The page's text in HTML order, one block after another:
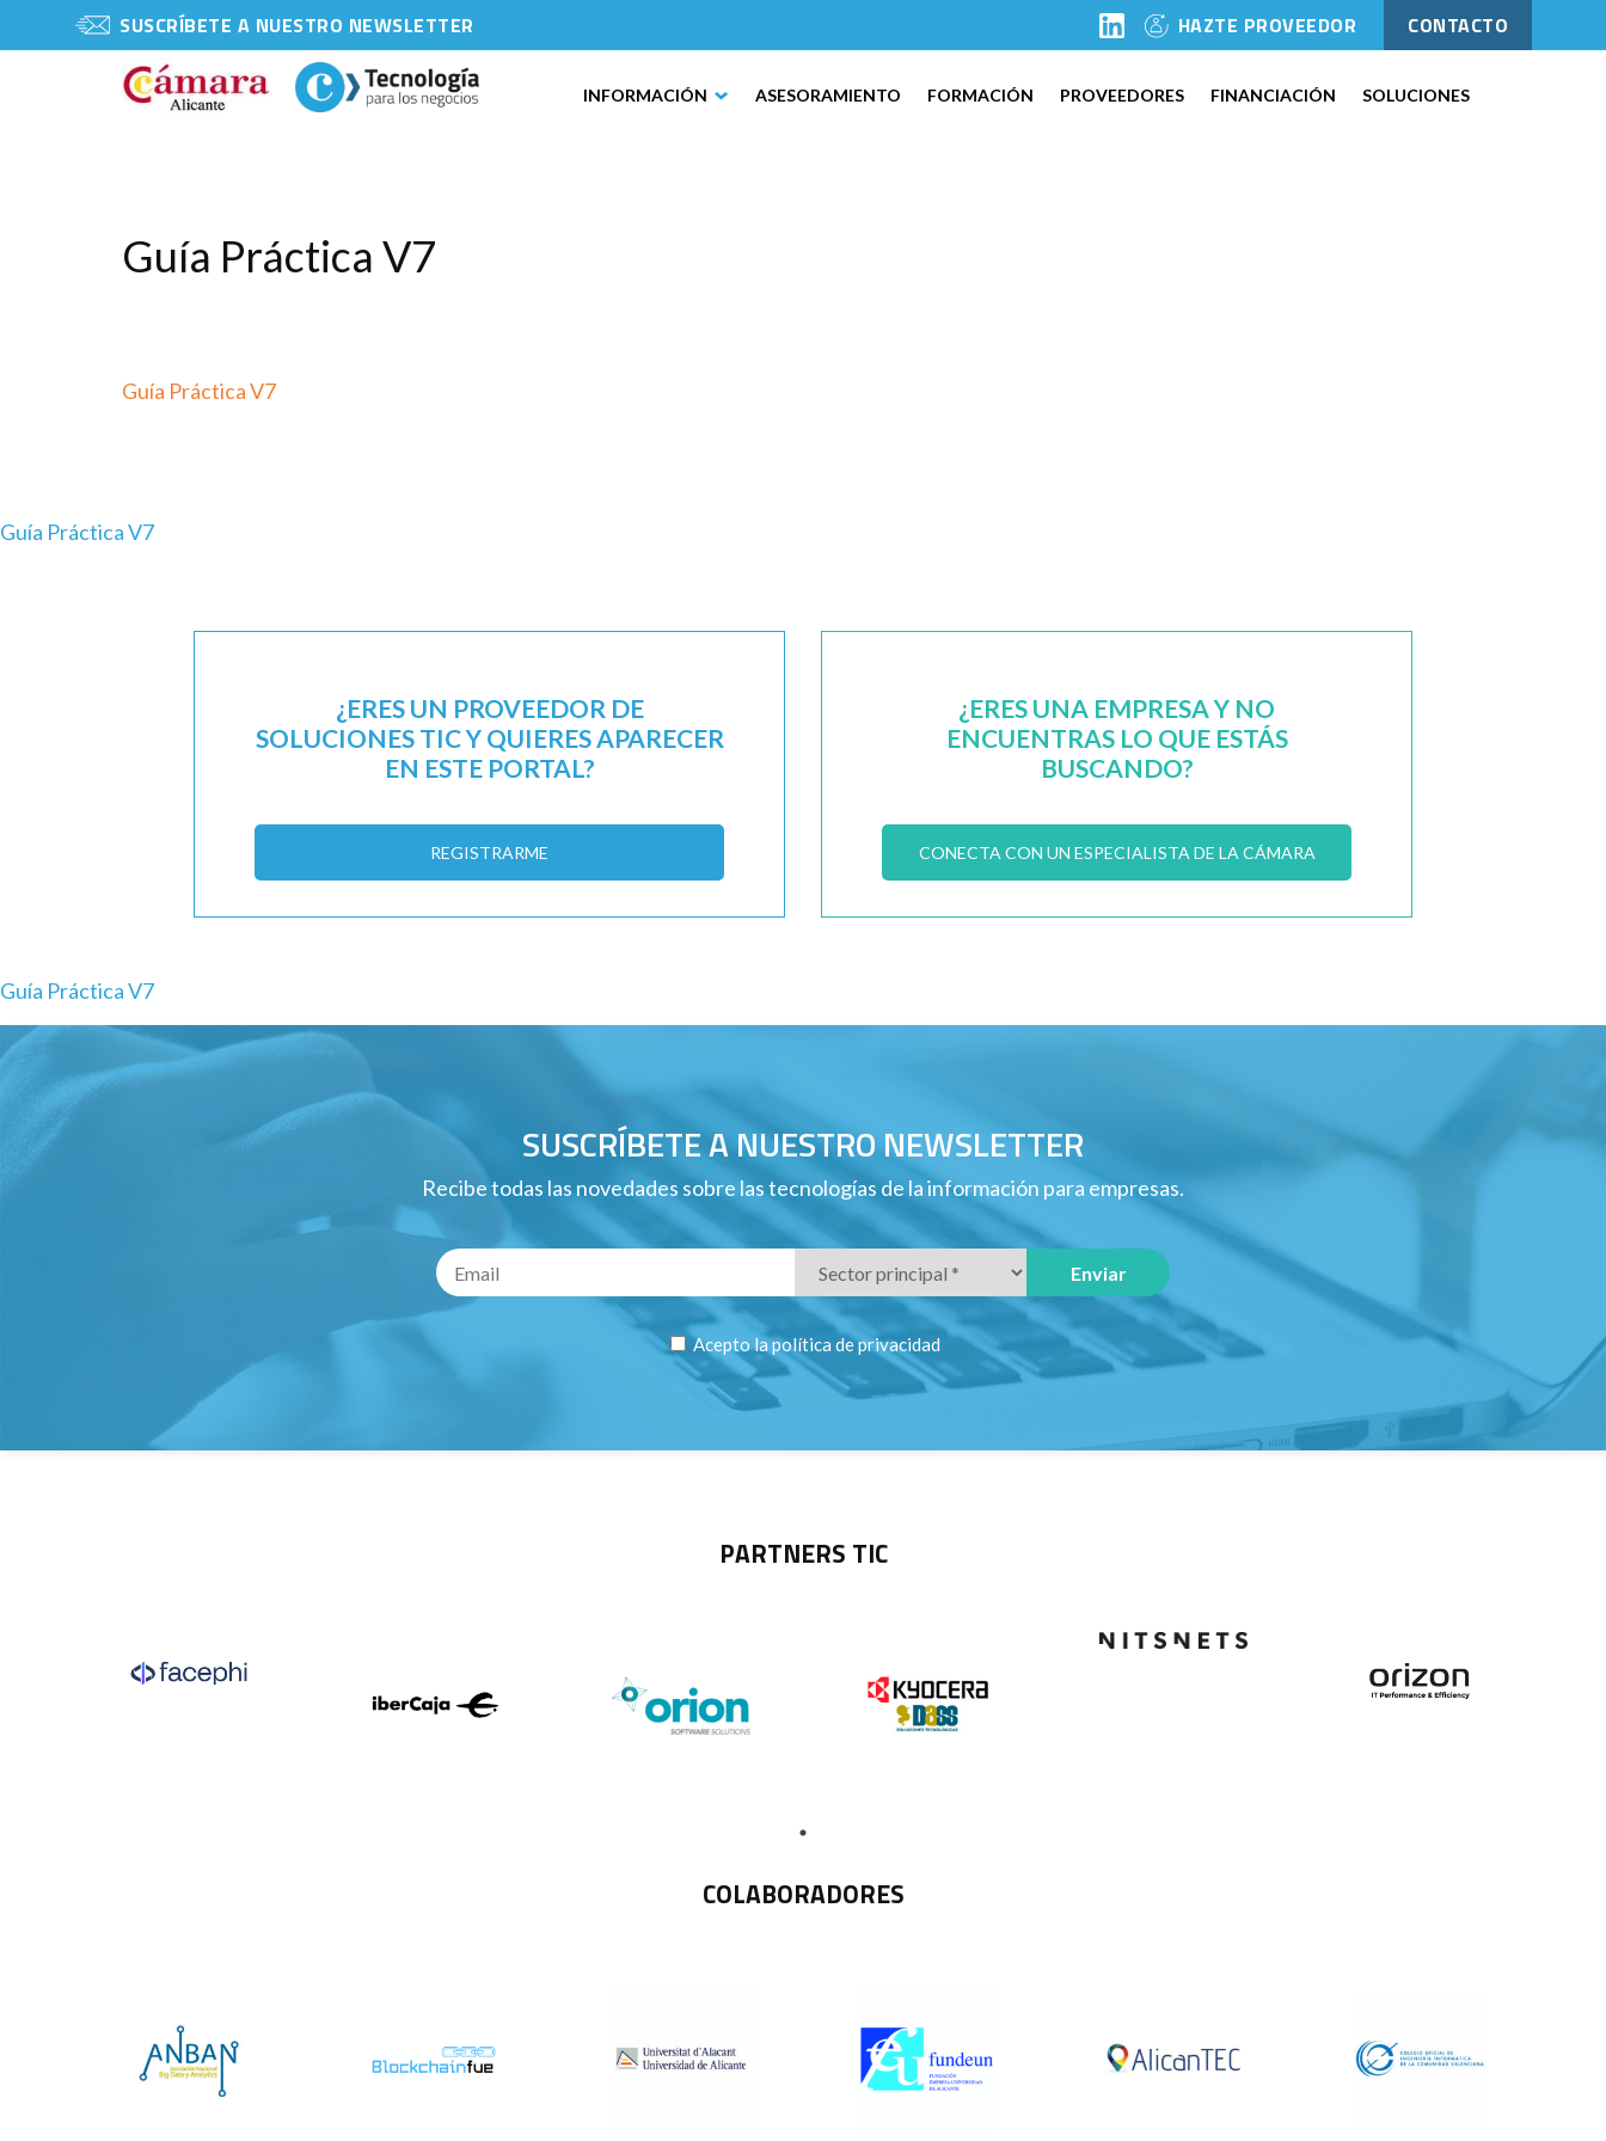
SUSCRÍBETE A NUESTRO NEWSLETTER HAZTE PROVEEDOR CONTACTO
INFORMACIÓN ASESORAMIENTO FORMACIÓN PROVEEDORES FINANCIACIÓN SOLUCIONES
Guía Práctica V7
Guía Práctica V7
Guía Práctica V7
¿ERES UN PROVEEDOR DE
SOLUCIONES TIC Y QUIERES APARECER
EN ESTE PORTAL?
REGISTRARME
¿ERES UNA EMPRESA Y NO
ENCUENTRAS LO QUE ESTÁS
BUSCANDO?
CONECTA CON UN ESPECIALISTA DE LA CÁMARA
Guía Práctica V7
SUSCRÍBETE A NUESTRO NEWSLETTER
Recibe todas las novedades sobre las tecnologías de la información para empresas.
Acepto lapolítica de privacidad
PARTNERS TIC
COLABORADORES